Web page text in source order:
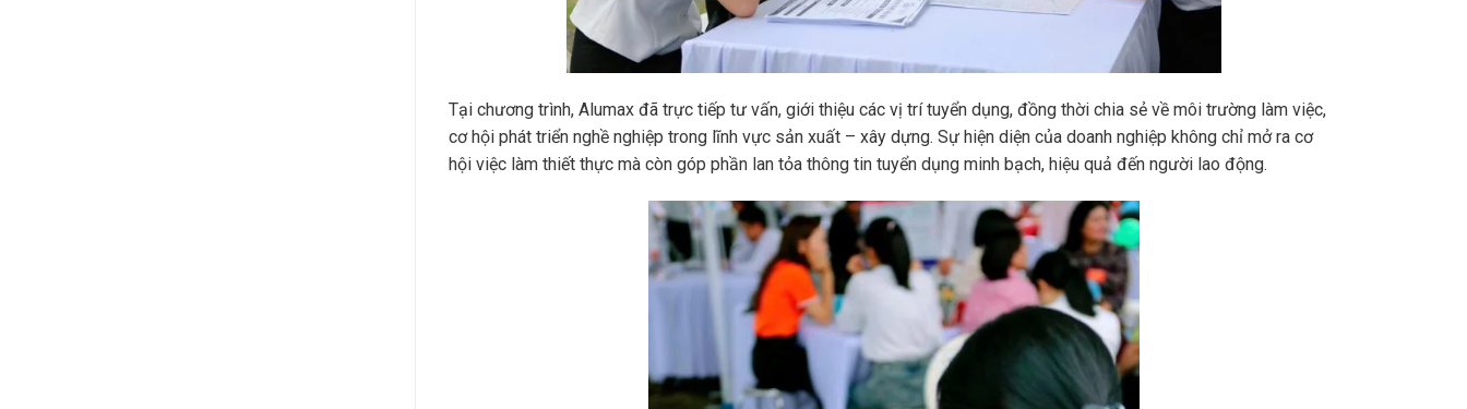
Tại chương trình, Alumax đã trực tiếp tư vấn, giới thiệu các vị trí tuyển dụng, đồng thời chia sẻ về môi trường làm việc,
cơ hội phát triển nghề nghiệp trong lĩnh vực sản xuất – xây dựng. Sự hiện diện của doanh nghiệp không chỉ mở ra cơ
hội việc làm thiết thực mà còn góp phần lan tỏa thông tin tuyển dụng minh bạch, hiệu quả đến người lao động.